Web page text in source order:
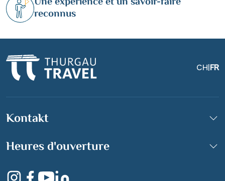
Bastei, Sächsische Schweiz
reconnus
CH|FR
Kontakt
Heures d'ouverture